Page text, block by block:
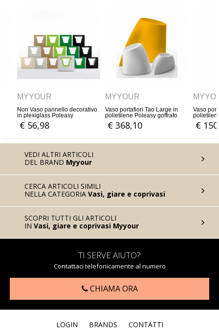
MYYOUR
Vaso portafiori Tao Large in
polietilene Poleasy goffrato
stampato
€ 368,10
MYYOUR
Vaso portafiori Tao Medium in
polietilene Poleasy goffrato
stampato
€ 150,12 €
VEDI ALTRI ARTICOLI
DEL BRAND Myyour
CERCA ARTICOLI SIMILI
NELLA CATEGORIA Vasi, giare e coprivasi
SCOPRI TUTTI GLI ARTICOLI
IN Vasi, giare e coprivasi Myyour
TI SERVE AIUTO?
Contattaci telefonicamente al numero
CHIAMA ORA
LOGIN BRANDS CONTATTI